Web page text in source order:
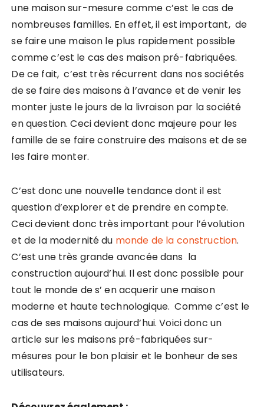
une maison sur-mesure comme c’est le cas de
nombreuses familles. En effet, il est important, de
se faire une maison le plus rapidement possible
comme c’est le cas des maison pré-fabriquées.
De ce fait, c’est très récurrent dans nos sociétés
de se faire des maisons à l’avance et de venir les
monter juste le jours de la livraison par la société
en question. Ceci devient donc majeure pour les
famille de se faire construire des maisons et de se
les faire monter.
C’est donc une nouvelle tendance dont il est
question d’explorer et de prendre en compte.
Ceci devient donc très important pour l’évolution
et de la modernité du monde de la construction.
C’est une très grande avancée dans la
construction aujourd’hui. Il est donc possible pour
tout le monde de s’ en acquerir une maison
moderne et haute technologique. Comme c’est le
cas de ses maisons aujourd’hui. Voici donc un
article sur les maisons pré-fabriquées sur-
mésures pour le bon plaisir et le bonheur de ses
utilisateurs.